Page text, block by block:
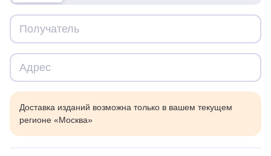
Доставка изданий возможна только в вашем текущем
регионе «Москва»